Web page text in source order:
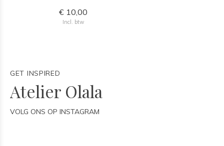
€ 10,00
Incl. btw
GET INSPIRED
Atelier Olala
VOLG ONS OP INSTAGRAM